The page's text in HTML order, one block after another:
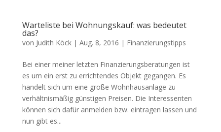
Warteliste bei Wohnungskauf: was bedeutet
das?
von Judith Köck| Aug. 8, 2016 | Finanzierungstipps
Bei einer meiner letzten Finanzierungsberatungen ist
es um ein erst zu errichtendes Objekt gegangen. Es
handelt sich um eine große Wohnhausanlage zu
verhältnismäßig günstigen Preisen. Die Interessenten
können sich dafür anmelden bzw. eintragen lassen und
nun gibt es...